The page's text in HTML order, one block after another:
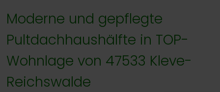
Moderne und gepflegte
Pultdachhaushälfte in TOP-
Wohnlage von 47533 Kleve-
Reichswalde